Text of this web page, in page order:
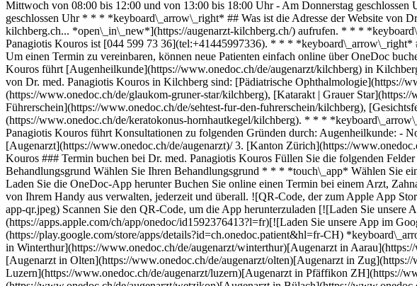
Mittwoch von 08:00 bis 12:00 und von 13:00 bis 18:00 Uhr - Am Donnerstag
geschlossen Uhr * * * *keyboard\_arrow\_right* ## Was ist die Adresse der Website von
kilchberg.ch... *open\_in\_new*](https://augenarzt-kilchberg.ch/) aufrufen. * * *
Panagiotis Kouros ist [044 599 73 36](tel:+41445997336). * * * *keyboard\_arrow\_right*
Um einen Termin zu vereinbaren, können neue Patienten einfach online über OneDoc
Kouros führt [Augenheilkunde](https://www.onedoc.ch/de/augenarzt/kilchberg) in
von Dr. med. Panagiotis Kouros in Kilchberg sind: [Pädiatrische Ophthalmologie](https://
(https://www.onedoc.ch/de/glaukom-gruner-star/kilchberg), [Katarakt | Grauer
Führerschein](https://www.onedoc.ch/de/sehtest-fur-den-fuhrerschein/kilchberg),
(https://www.onedoc.ch/de/keratokonus-hornhautkegel/kilchberg). * * *
Panagiotis Kouros führt Konsultationen zu folgenden Gründen durch: Augenheilkunde: -